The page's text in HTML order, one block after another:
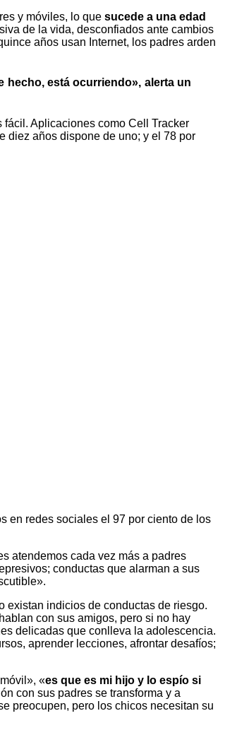
y móviles, lo que sucede a una edad
de la vida, desconfiados ante cambios
años usan Internet, los padres arden
hecho, está ocurriendo», alerta un
Aplicaciones como Cell Tracker
diez años dispone de uno; y el 78 por
en redes sociales el 97 por ciento de los
atendemos cada vez más a padres
conductas que alarman a sus
existan indicios de conductas de riesgo.
con sus amigos, pero si no hay
delicadas que conlleva la adolescencia.
aprender lecciones, afrontar desafíos;
«es que es mi hijo y lo espío si
con sus padres se transforma y a
preocupen, pero los chicos necesitan su